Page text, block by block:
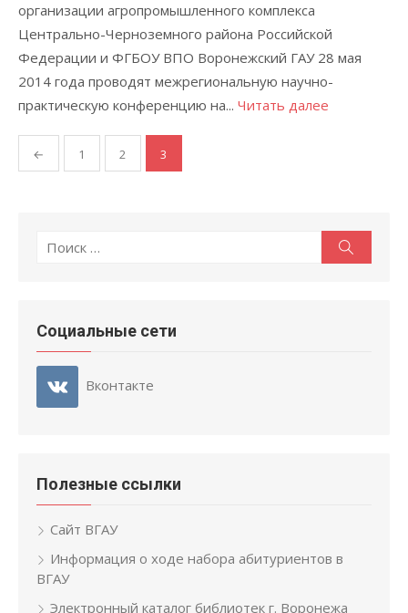
организации агропромышленного комплекса
Центрально-Черноземного района Российской
Федерации и ФГБОУ ВПО Воронежский ГАУ 28 мая
2014 года проводят межрегиональную научно-
практическую конференцию на... Читать далее
Навигация
по
← 1 2 3
Поиск:
Социальные сети
Вконтакте
Полезные ссылки
Сайт ВГАУ
Информация о ходе набора абитуриентов в
ВГАУ
Электронный каталог библиотек г. Воронежа